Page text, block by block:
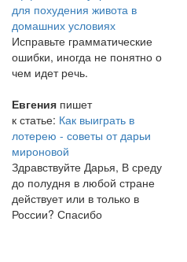
для похудения живота в
домашних условиях
Исправьте грамматические
ошибки, иногда не понятно о
чем идет речь.
Евгения пишет
к статье: Как выиграть в
лотерею - советы от дарьи
мироновой
Здравствуйте Дарья, В среду
до полудня в любой стране
действует или в только в
России? Спасибо